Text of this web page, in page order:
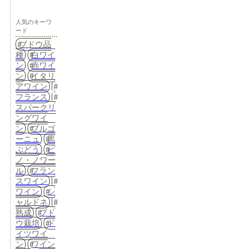
人気のキーワ
ード
ブドウ品
種
白ワイ
ン
赤ワイ
ン
イタリ
アワイン
フランス
スパークリ
ングワイ
ン
ブルゴ
ーニュ
黒
ぶどう
ピ
ノ・ノワー
ル
フラン
スワイン
ワイン
シ
ャルドネ
熟成
ブド
ウ栽培
ド
イツワイ
ン
ワイン